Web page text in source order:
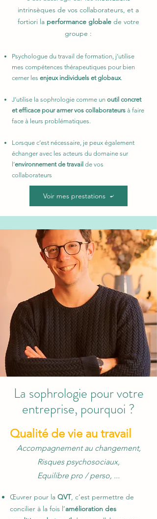
intrinsèques de vos collaborateurs, et a
fortiori la performance globalede votre
groupe :
Psychologue du travail de formation, j’utilise
mes compétences thérapeutiques pour bien
cerner les enjeux individuels et globaux.
J’utilise la sophrologie comme un outil concret
et efficace pour armer vos collaborateurs à faire
face à leurs problématiques.
Lorsque c’est nécessaire, je peux également
échanger avec les acteurs du domaine sur
l’environnement de travail de vos
collaborateurs
Voir mes prestations
La sophrologie pour votre
entreprise, pourquoi ?
Qualité de vie au travail
Accompagnement au changement,
Risques psychosociaux,
Equilibre pro / perso, ...
Œuvrer pour la QVT, c’est permettre de
concilier à la fois l’amélioration des